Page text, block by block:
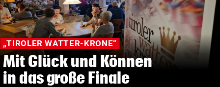
„TIROLER WATTER-KRONE“
Mit Glück und Können
in das große Finale